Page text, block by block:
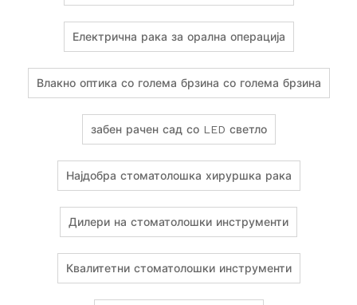
Електрична рака за орална операција
Влакно оптика со голема брзина со голема брзина
забен рачен сад со LED светло
Најдобра стоматолошка хируршка рака
Дилери на стоматолошки инструменти
Квалитетни стоматолошки инструменти